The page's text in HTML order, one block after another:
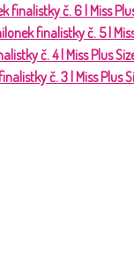
finalistky č. 6 | Miss
finalistky č. 5 |
č. 4 | Miss Plus
č. 3 | Miss Plus